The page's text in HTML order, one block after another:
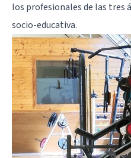
los profesionales de las tres
socio-educativa.